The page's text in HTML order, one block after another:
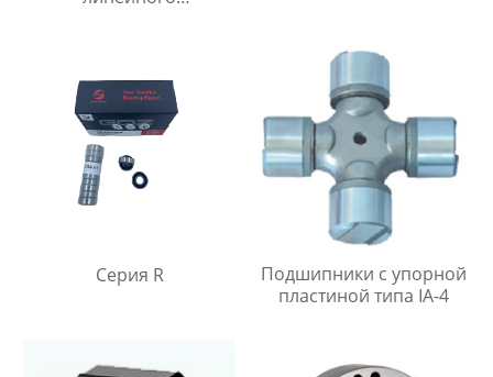
Серия R
Подшипники с упорной
пластиной типа IA-4